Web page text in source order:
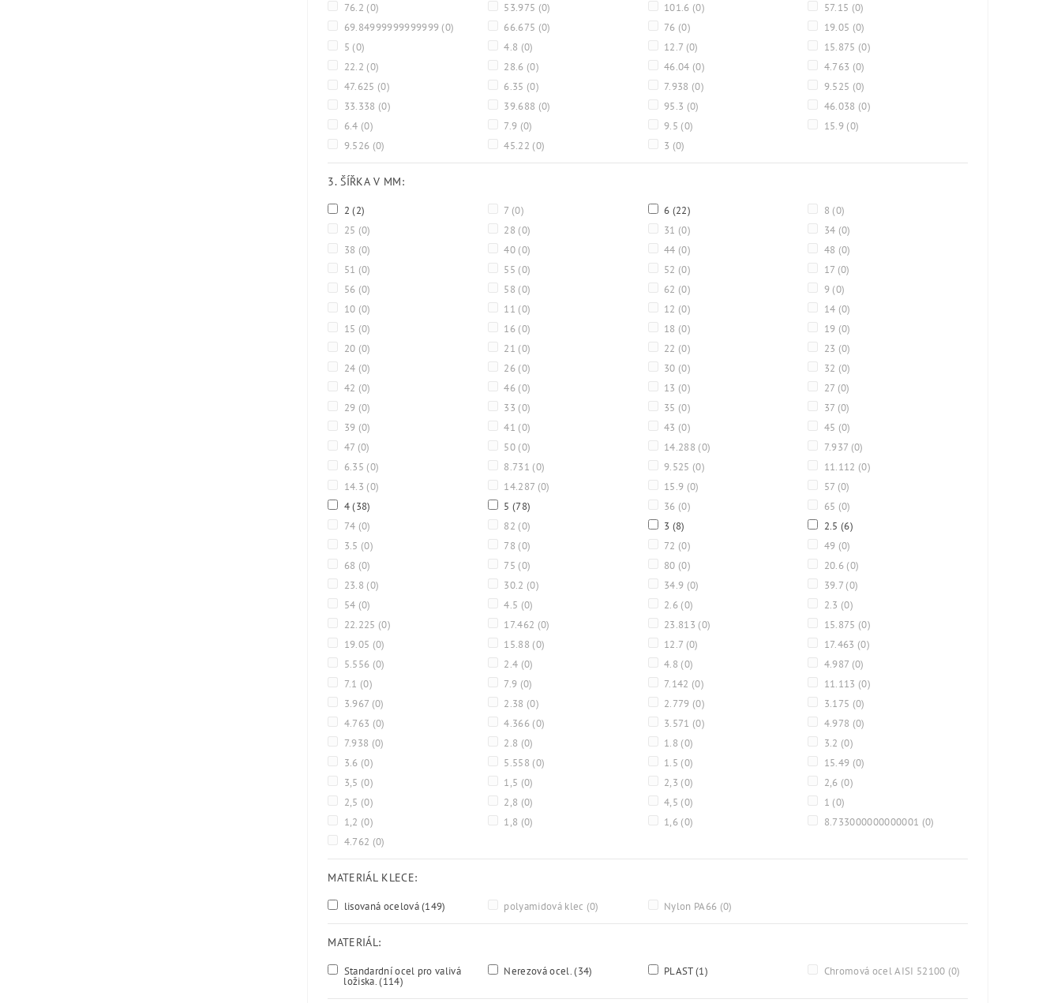
76.2 (0) 53.975 (0) 101.6 (0) 57.15 (0)
69.84999999999999 (0) 66.675 (0) 76 (0) 19.05 (0)
5 (0) 4.8 (0) 12.7 (0) 15.875 (0)
22.2 (0) 28.6 (0) 46.04 (0) 4.763 (0)
47.625 (0) 6.35 (0) 7.938 (0) 9.525 (0)
33.338 (0) 39.688 (0) 95.3 (0) 46.038 (0)
6.4 (0) 7.9 (0) 9.5 (0) 15.9 (0)
9.526 (0) 45.22 (0) 3 (0)
3. ŠÍŘKA V MM:
2(2) 7 (0) 6 (22) 8 (0)
25 (0) 28 (0) 31 (0) 34 (0)
38 (0) 40 (0) 44 (0) 48 (0)
51 (0) 55 (0) 52 (0) 17 (0)
56 (0) 58 (0) 62 (0) 9 (0)
10 (0) 11 (0) 12 (0) 14 (0)
15 (0) 16 (0) 18 (0) 19 (0)
20 (0) 21 (0) 22 (0) 23 (0)
24 (0) 26 (0) 30 (0) 32 (0)
42 (0) 46 (0) 13 (0) 27 (0)
29 (0) 33 (0) 35 (0) 37 (0)
39 (0) 41 (0) 43 (0) 45 (0)
47 (0) 50 (0) 14.288 (0) 7.937 (0)
6.35 (0) 8.731 (0) 9.525 (0) 11.112 (0)
14.3 (0) 14.287 (0) 15.9 (0) 57 (0)
4(38) 5(78) 36 (0) 65 (0)
74 (0) 82 (0) 3 (8) 2.5(6)
3.5 (0) 78 (0) 72 (0) 49 (0)
68 (0) 75 (0) 80 (0) 20.6 (0)
23.8 (0) 30.2 (0) 34.9 (0) 39.7 (0)
54 (0) 4.5 (0) 2.6 (0) 2.3 (0)
22.225 (0) 17.462 (0) 23.813 (0) 15.875 (0)
19.05 (0) 15.88 (0) 12.7 (0) 17.463 (0)
5.556 (0) 2.4 (0) 4.8 (0) 4.987 (0)
7.1 (0) 7.9 (0) 7.142 (0) 11.113 (0)
3.967 (0) 2.38 (0) 2.779 (0) 3.175 (0)
4.763 (0) 4.366 (0) 3.571 (0) 4.978 (0)
7.938 (0) 2.8 (0) 1.8 (0) 3.2 (0)
3.6 (0) 5.558 (0) 1.5 (0) 15.49 (0)
3,5 (0) 1,5 (0) 2,3 (0) 2,6 (0)
2,5 (0) 2,8 (0) 4,5 (0) 1 (0)
1,2 (0) 1,8 (0) 1,6 (0) 8.733000000000001 (0)
4.762 (0)
MATERIÁL KLECE:
lisovaná ocelová(149) polyamidová klec (0) Nylon PA66 (0)
MATERIÁL:
Standardní ocel pro valivá
ložiska.(114)
Nerezová ocel.(34) PLAST(1) Chromová ocel AISI 52100 (0)